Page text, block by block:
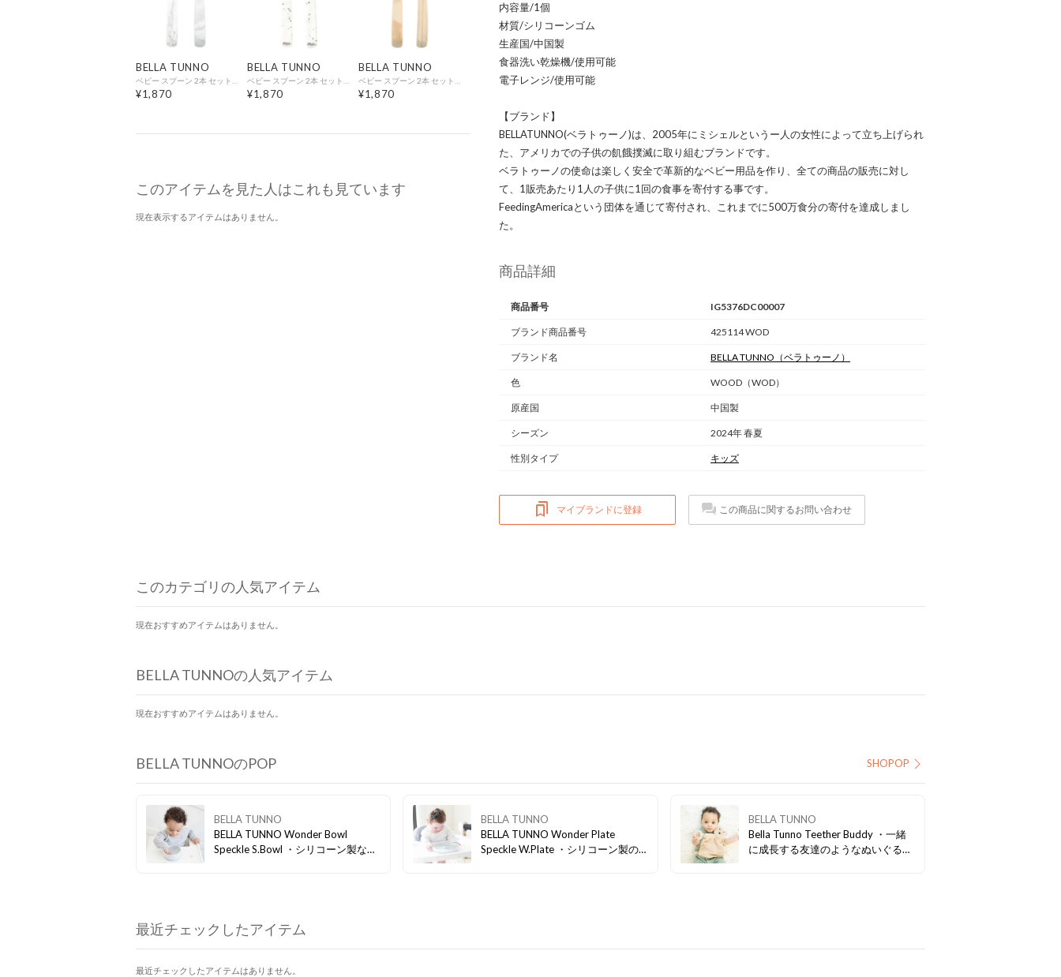
BELLA TUNNO
¥1,870
BELLA TUNNO
¥1,870
BELLA TUNNO
¥1,870
このアイテムを見た人はこれも見ています
現在表示するアイテムはありません。
内容量/1個
材質/シリコーンゴム
生産国/中国製
食器洗い乾燥機/使用可能
電子レンジ/使用可能
【ブランド】
BELLATUNNO(ベラトゥーノ)は、2005年にミシェルというー人の女性によって立ち上げられ
た、アメリカでの子供の飢餓撲滅に取り組むブランドです。
ベラトゥーノの使命は楽しく安全で革新的なベビー用品を作り、全ての商品の販売に対し
て、1販売あたり1人の子供に1回の食事を寄付する事です。
FeedingAmericaという団体を通じて寄付され、これまでに500万食分の寄付を達成しまし
た。
商品詳細
商品番号 IG5376DC00007
ブランド商品番号 425114 WOD
ブランド名 BELLA TUNNO （ベラトゥーノ）
色 WOOD（WOD）
原産国 中国製
シーズン 2024年 春夏
性別タイプ キッズ
マイブランドに登録 この商品に関するお問い合わせ
このカテゴリの人気アイテム
現在おすすめアイテムはありません。
BELLA TUNNOの人気アイテム
現在おすすめアイテムはありません。
BELLA TUNNOのPOP SHOPOP
BELLA TUNNO
BELLA TUNNO Wonder Bowl
Speckle S.Bowl ・シリコーン製なの
BELLA TUNNO
BELLA TUNNO Wonder Plate
Speckle W.Plate ・シリコーン製の
BELLA TUNNO
Bella Tunno Teether Buddy ・一緒
に成長する友達のようなぬいぐるみ
最近チェックしたアイテム
最近チェックしたアイテムはありません。